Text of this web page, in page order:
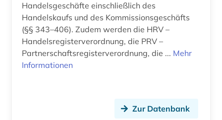
erdwärmesonde (1)
erlebnisbericht (1)
ernährung (1)
Handelsgeschäfte einschließlich des
Handelskaufs und des Kommissionsgeschäfts
(§§ 343–406). Zudem werden die HRV –
Handelsregisterverordnung, die PRV –
Partnerschaftsregisterverordnung, die ... Mehr
Informationen
Zur Datenbank